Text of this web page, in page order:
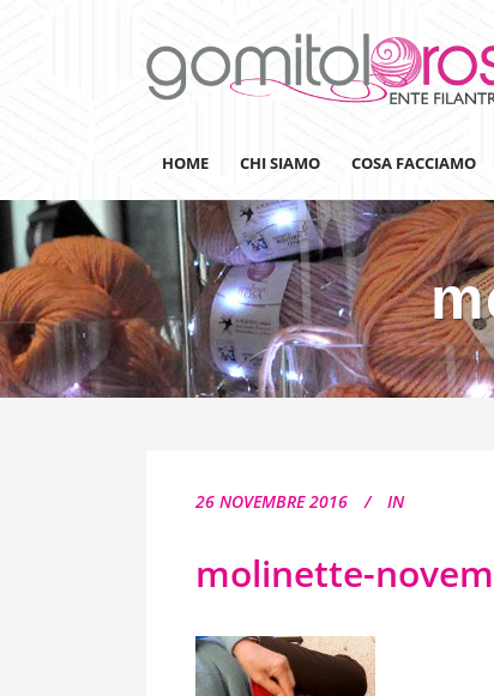
HOME CHI SIAMO COSA FACCIAMO
Lanaterapia
Ricerca
26 NOVEMBRE 2016 IN
molinette-